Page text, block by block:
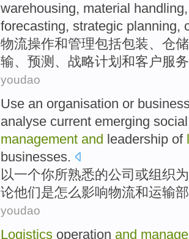
warehousing, material handling
forecasting, strategic planning,
物流操作和管理包括包装、 仓储
输、 预测 、 战略计划 和客户服务
youdao
Use an organisation or
analyse current emerging social
management and leadership of
businesses.
以一个你所熟悉的公司 或组织为
论他们是怎么影响物流和运输
youdao
Logistics operation and